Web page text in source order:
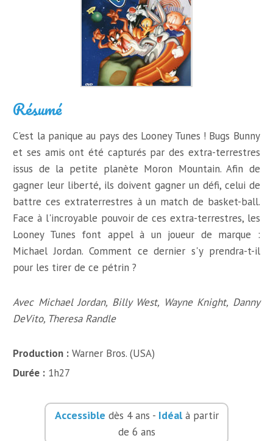
Résumé
C'est la panique au pays des Looney Tunes ! Bugs Bunny
et ses amis ont été capturés par des extra-terrestres
issus de la petite planète Moron Mountain. Afin de
gagner leur liberté, ils doivent gagner un défi, celui de
battre ces extraterrestres à un match de basket-ball.
Face à l'incroyable pouvoir de ces extra-terrestres, les
Looney Tunes font appel à un joueur de marque :
Michael Jordan. Comment ce dernier s'y prendra-t-il
pour les tirer de ce pétrin ?
Avec Michael Jordan, Billy West, Wayne Knight, Danny
DeVito, Theresa Randle
Production : Warner Bros. (USA)
Durée : 1h27
Accessible dès 4 ans - Idéalà partir
de 6 ans